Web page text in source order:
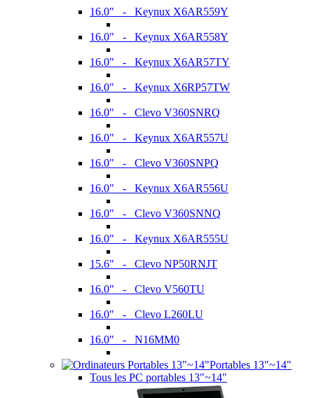
16.0" - Keynux X6AR559Y
16.0" - Keynux X6AR558Y
16.0" - Keynux X6AR57TY
16.0" - Keynux X6RP57TW
16.0" - Clevo V360SNRQ
16.0" - Keynux X6AR557U
16.0" - Clevo V360SNPQ
16.0" - Keynux X6AR556U
16.0" - Clevo V360SNNQ
16.0" - Keynux X6AR555U
15.6" - Clevo NP50RNJT
16.0" - Clevo V560TU
16.0" - Clevo L260LU
16.0" - N16MM0
Portables 13"~14"
Tous les PC portables 13"~14"